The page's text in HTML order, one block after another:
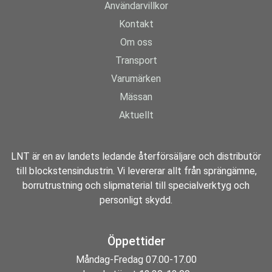
försedd med magnetlås håller telefonen skyddad och på plats.
Kraftig halvpanamaväv i polyester/bomull för bästa slitstyrka.
Nedläggningsbar med 5 cm.
Två hängfickor med ID-korthållare på höger sida och två framfickor.
Benficka med dragkedja och invändig telefonficka och utvändig vinklad
Material och gramvikt: 65% polyester, 35% bomull. 325 g/m2.
Användarvillkor
Kontakt
Om oss
Transport
Varumärken
Mässan
Aktuellt
LNT är en av landets ledande återförsäljare och distributör
till blockstensindustrin. Vi levererar allt från sprängämne,
borrutrustning och slipmaterial till specialverktyg och
personligt skydd.
Öppettider
Måndag-Fredag 07.00-17.00